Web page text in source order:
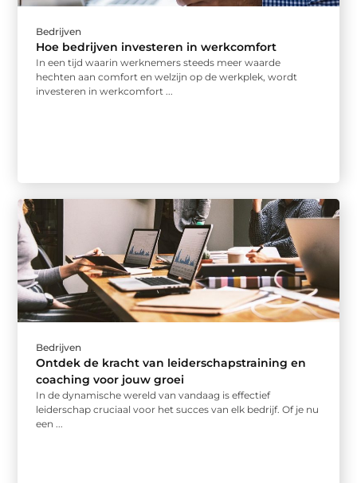
Bedrijven
Hoe bedrijven investeren in werkcomfort
In een tijd waarin werknemers steeds meer waarde
hechten aan comfort en welzijn op de werkplek, wordt
investeren in werkcomfort ...
Bedrijven
Ontdek de kracht van leiderschapstraining en
coaching voor jouw groei
In de dynamische wereld van vandaag is effectief
leiderschap cruciaal voor het succes van elk bedrijf. Of je nu
een ...